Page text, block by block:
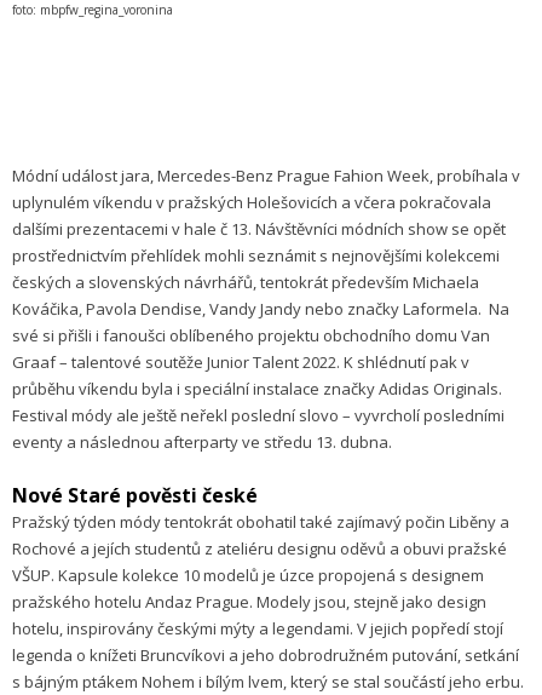
foto: mbpfw_regina_voronina
Módní událost jara, Mercedes-Benz Prague Fahion Week, probíhala v
uplynulém víkendu v pražských Holešovicích a včera pokračovala
dalšími prezentacemi v hale č 13. Návštěvníci módních show se opět
prostřednictvím přehlídek mohli seznámit s nejnovějšími kolekcemi
českých a slovenských návrhářů, tentokrát především Michaela
Kováčika, Pavola Dendise, Vandy Jandy nebo značky Laformela. Na
své si přišli i fanoušci oblíbeného projektu obchodního domu Van
Graaf – talentové soutěže Junior Talent 2022. K shlédnutí pak v
průběhu víkendu byla i speciální instalace značky Adidas Originals.
Festival módy ale ještě neřekl poslední slovo – vyvrcholí posledními
eventy a následnou afterparty ve středu 13. dubna.
Nové Staré pověsti české
Pražský týden módy tentokrát obohatil také zajímavý počin Liběny a
Rochové a jejích studentů z ateliéru designu oděvů a obuvi pražské
VŠUP. Kapsule kolekce 10 modelů je úzce propojená s designem
pražského hotelu Andaz Prague. Modely jsou, stejně jako design
hotelu, inspirovány českými mýty a legendami. V jejich popředí stojí
legenda o knížeti Bruncvíkovi a jeho dobrodružném putování, setkání
s bájným ptákem Nohem i bílým lvem, který se stal součástí jeho erbu.